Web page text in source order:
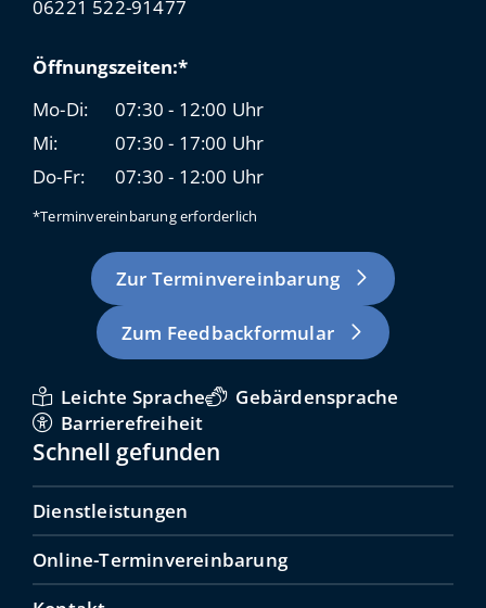
06221 522-91477
Öffnungszeiten:*
Mo-Di:
07:30 - 12:00 Uhr
Mi:
07:30 - 17:00 Uhr
Do-Fr:
07:30 - 12:00 Uhr
*Terminvereinbarung erforderlich
Zur Terminvereinbarung
Zum Feedbackformular
Leichte Sprache
Gebärdensprache
Barrierefreiheit
Schnell gefunden
Dienstleistungen
Online-Terminvereinbarung